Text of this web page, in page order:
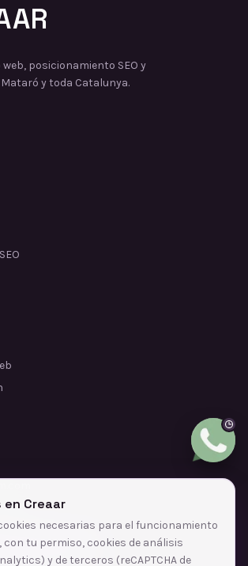
web, posicionamiento SEO y
y toda Catalunya.
)
en Google
en Creaar
necesarias para el funcionamiento
con tu permiso, cookies de análisis
y de terceros (reCAPTCHA de